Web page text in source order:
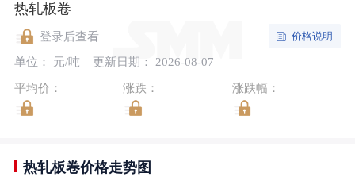
热轧板卷
登录后查看
单位： 元/吨
更新日期： 2026-08-07
价格说明
平均价： 涨跌： 涨跌幅：
热轧板卷价格走势图